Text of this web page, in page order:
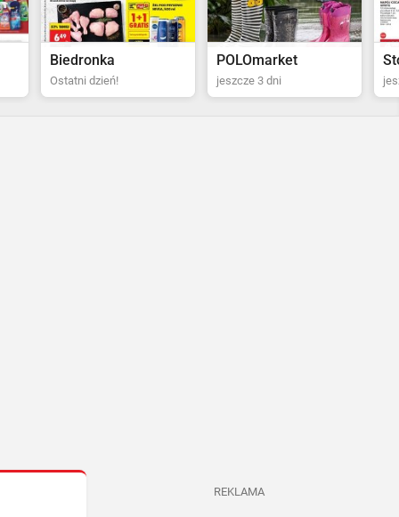
POLOmarket
jeszcze 3 dni jeszcze 4 dni za
REKLAMA